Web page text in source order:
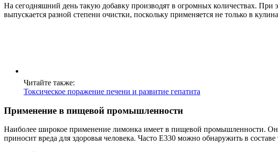
На сегодняшний день такую добавку производят в огромных количествах.
выпускается разной степени очистки, поскольку применяется не только в
Читайте также:
Токсическое поражение печени и развитие гепатита
Применение в пищевой промышленности
Наиболее широкое применение лимонка имеет в пищевой промышленности. Она
приносит вреда для здоровья человека. Часто Е330 можно обнаружить в